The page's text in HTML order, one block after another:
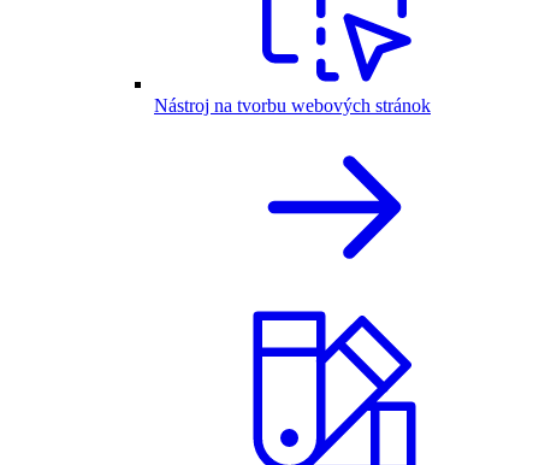
Nástroj na tvorbu webových stránok